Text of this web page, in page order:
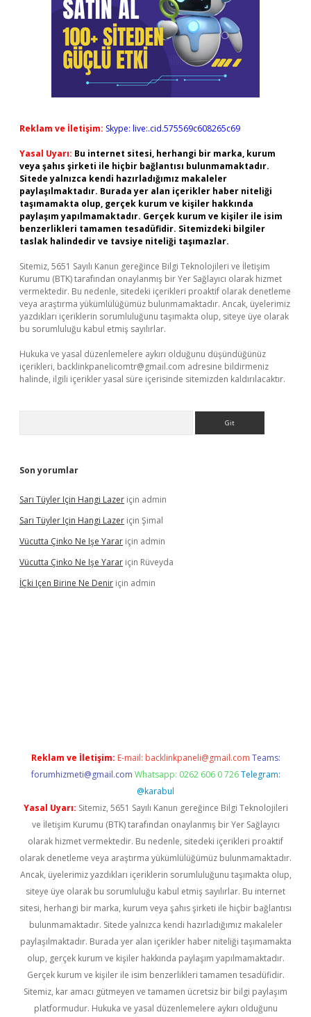
Reklam ve İletişim: Skype: live:.cid.575569c608265c69
Yasal Uyarı: Bu internet sitesi, herhangi bir marka, kurum
veya şahıs şirketi ile hiçbir bağlantısı bulunmamaktadır.
Sitede yalnızca kendi hazırladığımız makaleler
paylaşılmaktadır. Burada yer alan içerikler haber niteliği
taşımamakta olup, gerçek kurum ve kişiler hakkında
paylaşım yapılmamaktadır. Gerçek kurum ve kişiler ile isim
benzerlikleri tamamen tesadüfidir. Sitemizdeki bilgiler
taslak halindedir ve tavsiye niteliği taşımazlar.
Sitemiz, 5651 Sayılı Kanun gereğince Bilgi Teknolojileri ve İletişim
Kurumu (BTK) tarafından onaylanmış bir Yer Sağlayıcı olarak hizmet
vermektedir. Bu nedenle, sitedeki içerikleri proaktif olarak denetleme
veya araştırma yükümlülüğümüz bulunmamaktadır. Ancak, üyelerimiz
yazdıkları içeriklerin sorumluluğunu taşımakta olup, siteye üye olarak
bu sorumluluğu kabul etmiş sayılırlar.
Hukuka ve yasal düzenlemelere aykırı olduğunu düşündüğünüz
içerikleri, backlinkpanelicomtr@gmail.com adresine bildirmeniz
halinde, ilgili içerikler yasal süre içerisinde sitemizden kaldırılacaktır.
Son yorumlar
Sarı Tüyler Için Hangi Lazer için admin
Sarı Tüyler Için Hangi Lazer için Şimal
Vücutta Çinko Ne Işe Yarar için admin
Vücutta Çinko Ne Işe Yarar için Rüveyda
İÇki Içen Birine Ne Denir için admin
Reklam ve İletişim: E-mail: backlinkpaneli@gmail.com Teams:
forumhizmeti@gmail.com Whatsapp: 0262 606 0 726 Telegram:
@karabul
Yasal Uyarı: Sitemiz, 5651 Sayılı Kanun gereğince Bilgi Teknolojileri
ve İletişim Kurumu (BTK) tarafından onaylanmış bir Yer Sağlayıcı
olarak hizmet vermektedir. Bu nedenle, sitedeki içerikleri proaktif
olarak denetleme veya araştırma yükümlülüğümüz bulunmamaktadır.
Ancak, üyelerimiz yazdıkları içeriklerin sorumluluğunu taşımakta olup,
siteye üye olarak bu sorumluluğu kabul etmiş sayılırlar. Bu internet
sitesi, herhangi bir marka, kurum veya şahıs şirketi ile hiçbir bağlantısı
bulunmamaktadır. Sitede yalnızca kendi hazırladığımız makaleler
paylaşılmaktadır. Burada yer alan içerikler haber niteliği taşımamakta
olup, gerçek kurum ve kişiler hakkında paylaşım yapılmamaktadır.
Gerçek kurum ve kişiler ile isim benzerlikleri tamamen tesadüfidir.
Sitemiz, kar amacı gütmeyen ve tamamen ücretsiz bir bilgi paylaşım
platformudur. Hukuka ve yasal düzenlemelere aykırı olduğunu